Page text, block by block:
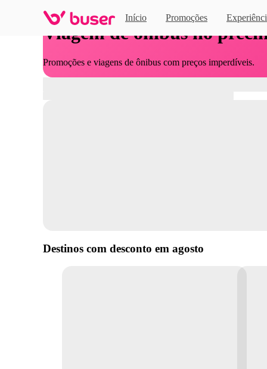
Início Promoções
Viagem de ônibus no
Promoções e viagens de ônibus com preços imperdíveis.
Destinos com desconto em agosto